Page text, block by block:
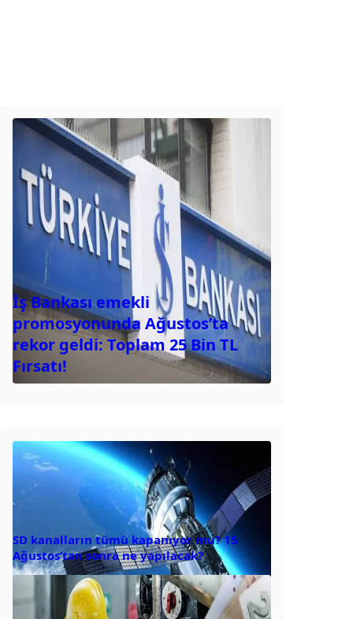
İş Bankası emekli
promosyonunda Ağustos’ta
rekor geldi: Toplam 25 Bin TL
Fırsatı!
SD kanalların tümü kapanıyor mu? 15
Ağustos’tan sonra ne yapılacak?